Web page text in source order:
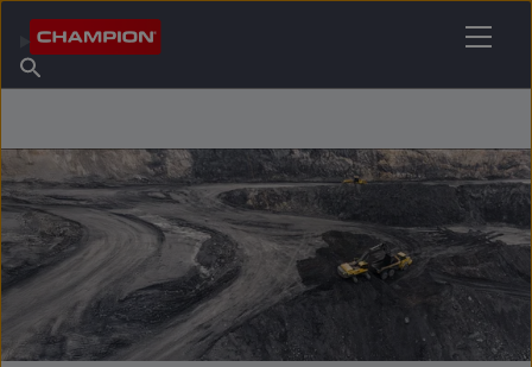
À propos de Champion
Trouver un point de vente